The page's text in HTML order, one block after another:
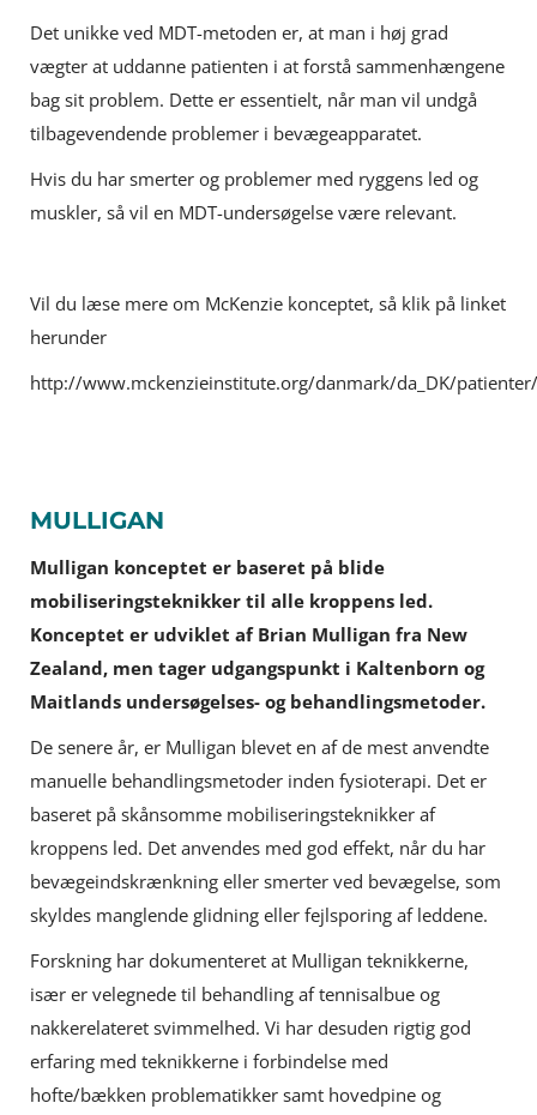
Det unikke ved MDT-metoden er, at man i høj grad
vægter at uddanne patienten i at forstå sammenhængene
bag sit problem. Dette er essentielt, når man vil undgå
tilbagevendende problemer i bevægeapparatet.
Hvis du har smerter og problemer med ryggens led og
muskler, så vil en MDT-undersøgelse være relevant.
Vil du læse mere om McKenzie konceptet, så klik på linket
herunder
http://www.mckenzieinstitute.org/danmark/da_DK/patienter/
MULLIGAN
Mulligan konceptet er baseret på blide
mobiliseringsteknikker til alle kroppens led.
Konceptet er udviklet af Brian Mulligan fra New
Zealand, men tager udgangspunkt i Kaltenborn og
Maitlands undersøgelses- og behandlingsmetoder.
De senere år, er Mulligan blevet en af de mest anvendte
manuelle behandlingsmetoder inden fysioterapi. Det er
baseret på skånsomme mobiliseringsteknikker af
kroppens led. Det anvendes med god effekt, når du har
bevægeindskrænkning eller smerter ved bevægelse, som
skyldes manglende glidning eller fejlsporing af leddene.
Forskning har dokumenteret at Mulligan teknikkerne,
især er velegnede til behandling af tennisalbue og
nakkerelateret svimmelhed. Vi har desuden rigtig god
erfaring med teknikkerne i forbindelse med
hofte/bækken problematikker samt hovedpine og